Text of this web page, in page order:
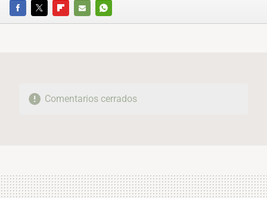
FACEBOOKTWITTERFLIPBOARD
E-
WHATSAPP
Comentarios cerrados